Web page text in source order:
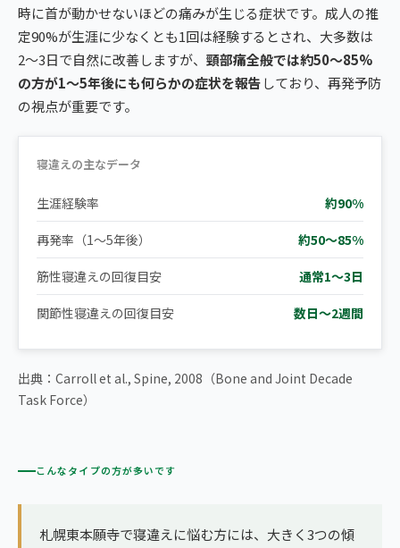
時に首が動かせないほどの痛みが生じる症状です。成人の推
定90%が生涯に少なくとも1回は経験するとされ、大多数は
2〜3日で自然に改善しますが、 頸部痛全般では約50〜85%
の方が1〜5年後にも何らかの症状を報告しており、再発予防
の視点が重要です。
寝違えの主なデータ
生涯経験率 約90%
再発率（1〜5年後） 約50〜85%
筋性寝違えの回復目安 通常1〜3日
関節性寝違えの回復目安 数日〜2週間
出典：Carroll et al., Spine, 2008（Bone and Joint Decade
Task Force）
こんなタイプの方が多いです
札幌東本願寺で寝違えに悩む方には、大きく3つの傾